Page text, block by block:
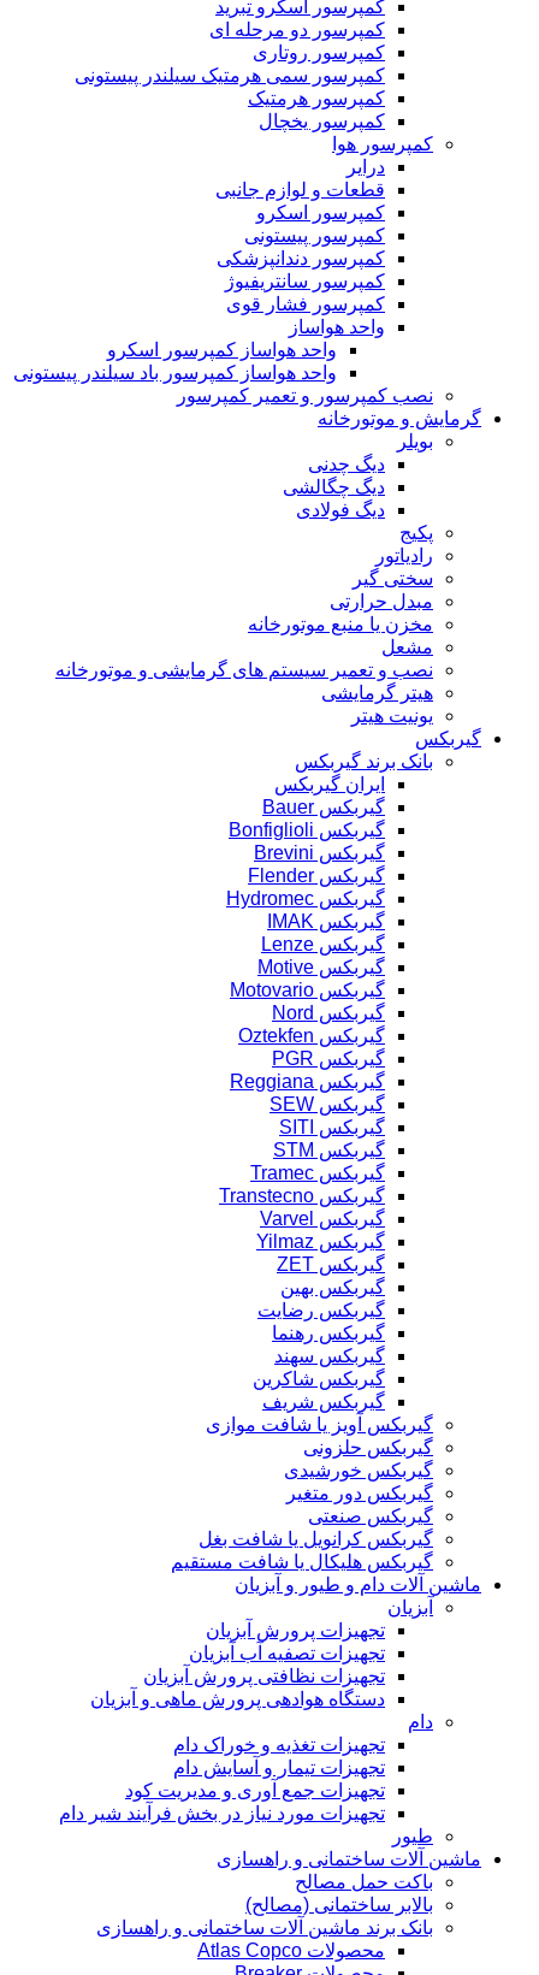
کمپرسور اسکرو تبرید
کمپرسور دو مرحله ای
کمپرسور روتاری
کمپرسور سمی هرمتیک سیلندر پیستونی
کمپرسور هرمتیک
کمپرسور یخچال
کمپرسور هوا
درایر
قطعات و لوازم جانبی
کمپرسور اسکرو
کمپرسور پیستونی
کمپرسور دندانپزشکی
کمپرسور سانتریفیوژ
کمپرسور فشار قوی
واحد هواساز
واحد هواساز کمپرسور اسکرو
واحد هواساز کمپرسور باد سیلندر پیستونی
نصب کمپرسور و تعمیر کمپرسور
گرمایش و موتورخانه
بویلر
دیگ چدنی
دیگ چگالشی
دیگ فولادی
پکیج
رادیاتور
سختی گیر
مبدل حرارتی
مخزن یا منبع موتورخانه
مشعل
نصب و تعمیر سیستم های گرمایشی و موتورخانه
هیتر گرمایشی
یونیت هیتر
گیربکس
بانک برند گیربکس
ایران گیربکس
گیربکس Bauer
گیربکس Bonfiglioli
گیربکس Brevini
گیربکس Flender
گیربکس Hydromec
گیربکس IMAK
گیربکس Lenze
گیربکس Motive
گیربکس Motovario
گیربکس Nord
گیربکس Oztekfen
گیربکس PGR
گیربکس Reggiana
گیربکس SEW
گیربکس SITI
گیربکس STM
گیربکس Tramec
گیربکس Transtecno
گیربکس Varvel
گیربکس Yilmaz
گیربکس ZET
گیربکس بهین
گیربکس رضایت
گیربکس رهنما
گیربکس سهند
گیربکس شاکرین
گیربکس شریف
گیربکس آویز یا شافت موازی
گیربکس حلزونی
گیربکس خورشیدی
گیربکس دور متغیر
گیربکس صنعتی
گیربکس کرانویل یا شافت بغل
گیربکس هلیکال یا شافت مستقیم
ماشین آلات دام و طیور و آبزیان
آبزیان
تجهیزات پرورش آبزیان
تجهیزات تصفیه آب آبزیان
تجهیزات نظافتی پرورش آبزیان
دستگاه هوادهی پرورش ماهی و آبزیان
دام
تجهیزات تغذیه و خوراک دام
تجهیزات تیمار و آسایش دام
تجهیزات جمع آوری و مدیریت کود
تجهیزات مورد نیاز در بخش فرآیند شیر دام
طیور
ماشین آلات ساختمانی و راهسازی
باکت حمل مصالح
بالابر ساختمانی (مصالح)
بانک برند ماشین آلات ساختمانی و راهسازی
محصولات Atlas Copco